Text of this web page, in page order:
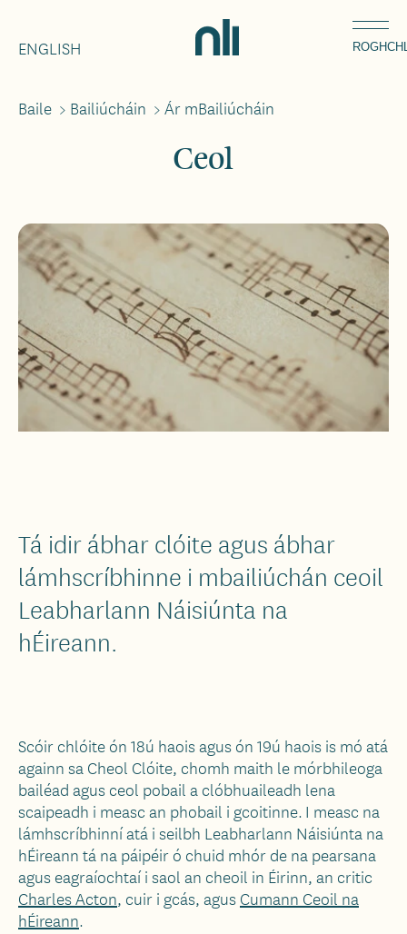
Home,
National
Ireland
ENGLISH
Breadcrumbs
Baile > Bailiúcháin >Ár mBailiúcháin
Ceol
Tá idir ábhar clóite agus ábhar
lámhscríbhinne i mbailiúchán ceoil
Leabharlann Náisiúnta na
hÉireann.
Scóir chlóite ón 18ú haois agus ón 19ú haois is mó atá
againn sa Cheol Clóite, chomh maith le mórbhileoga
bailéad agus ceol pobail a clóbhuaileadh lena
scaipeadh i measc an phobail i gcoitinne. I measc na
lámhscríbhinní atá i seilbh Leabharlann Náisiúnta na
hÉireann tá na páipéir ó chuid mhór de na pearsana
agus eagraíochtaí i saol an cheoil in Éirinn, an critic
Charles Acton, cuir i gcás, agusCumann Ceoil na
hÉireann.